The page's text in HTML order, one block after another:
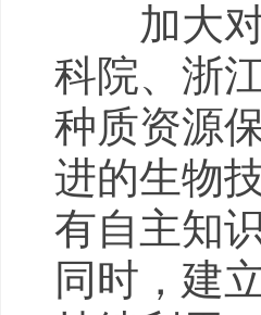
加大对
科院、浙
种质资源
进的生物
有自主知
同时，建